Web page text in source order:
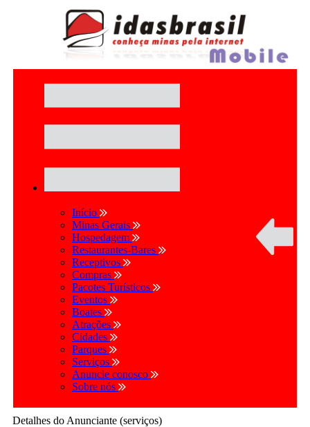
Início
Minas Gerais
Hospedagem
Restaurantes-Bares
Receptivos
Compras
Pacotes Turísticos
Eventos
Boates
Atrações
Cidades
Parques
Serviços
Anuncie conosco
Sobre nós
Detalhes do Anunciante (serviços)